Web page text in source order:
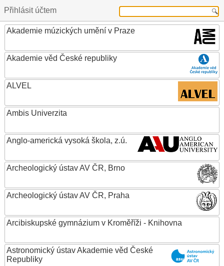
Přihlásit účtem
Akademie múzických umění v Praze
Akademie věd České republiky
ALVEL
Ambis Univerzita
Anglo-americká vysoká škola, z.ú.
Archeologický ústav AV ČR, Brno
Archeologický ústav AV ČR, Praha
Arcibiskupské gymnázium v Kroměříži - Knihovna
Astronomický ústav Akademie věd České
Republiky